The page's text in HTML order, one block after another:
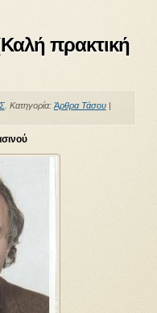
πρακτική
. Κατηγορία: Άρθρα Τάσου|